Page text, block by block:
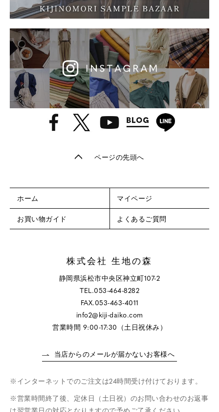
ページの先頭へ
ホーム マイページ
お買い物ガイド よくあるご質問
株式会社 生地の森
静岡県浜松市中央区神立町107-2
TEL.053-464-8282
FAX.053-463-4011
info2@kiji-daiko.com
営業時間 9:00-17:30（土日祝休み）
当店からのメールが届かないお客様へ
インターネットでのご注文は24時間受け付けております。
営業時間終了後、定休日（土日祝）のお問い合わせのお返事
は翌営業日の対応となりますので予めご了承ください。